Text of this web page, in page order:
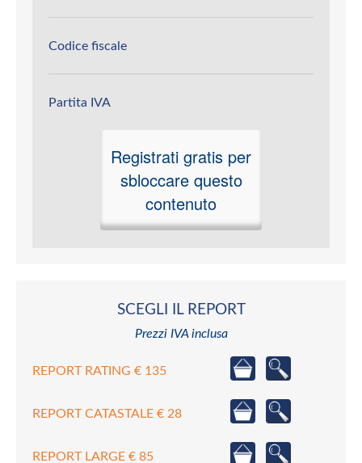
Codice fiscale
Partita IVA
Registrati gratis per
sbloccare questo
contenuto
SCEGLI IL REPORT
Prezzi IVA inclusa
REPORT RATING € 135
REPORT CATASTALE € 28
REPORT LARGE € 85